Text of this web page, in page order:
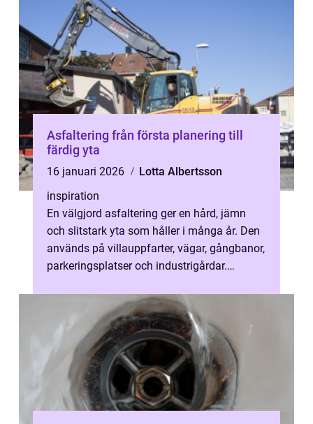
Asfaltering från första planering till
färdig yta
16 januari 2026
Lotta Albertsson
inspiration
En välgjord asfaltering ger en hård, jämn
och slitstark yta som håller i många år. Den
används på villauppfarter, vägar, gångbanor,
parkeringsplatser och industrigårdar.